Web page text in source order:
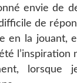
envie de
de
en la jouant,
l’inspiration
lorsque